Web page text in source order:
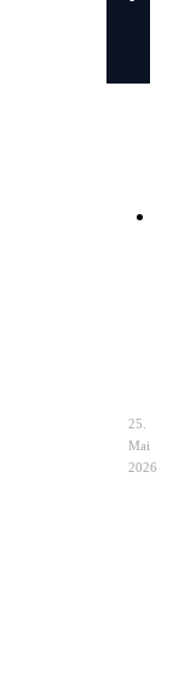
Clutch
25.
Mai
2026